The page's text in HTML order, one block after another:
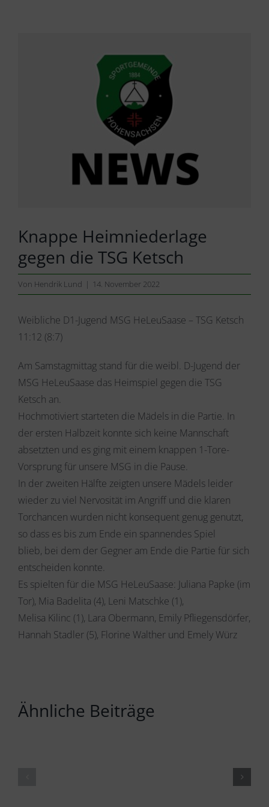
Knappe Heimniederlage
gegen die TSG Ketsch
Von Hendrik Lund | 14. November 2022
Weibliche D1-Jugend MSG HeLeuSaase – TSG Ketsch
11:12 (8:7)
Am Samstagmittag stand für die weibl. D-Jugend der
MSG HeLeuSaase das Heimspiel gegen die TSG
Ketsch an.
Hochmotiviert starteten die Mädels in die Partie. In
der ersten Halbzeit konnte sich keine Mannschaft
absetzten und es ging mit einem knappen 1-Tore-
Vorsprung für unsere MSG in die Pause.
In der zweiten Hälfte zeigten unsere Mädels leider
wieder zu viel Nervosität im Angriff und die klaren
Torchancen wurden nicht konsequent genug genutzt,
so dass es bis zum Ende ein spannendes Spiel
blieb, bei dem der Gegner am Ende die Partie für sich
entscheiden konnte.
Es spielten für die MSG HeLeuSaase: Juliana Papke (im
Tor), Mia Badelita (4), Leni Matschke (1),
Melisa Kilinc (1), Lara Obermann, Emily Pfliegensdörfer,
Hannah Stadler (5), Florine Walther und Emely Würz
Ähnliche Beiträge